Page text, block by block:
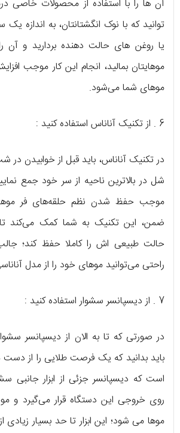
آن ها را با استفاده از محصولات خاصی
توانید که با نوک انگشتانتان، به اندازه
یا روغن های حالت دهنده بردارید و آن
موهایتان بمالید، انجام این‌ کار موجب
موهای شما می‌شود.
6 . از تکنیک آناناس استفاده کنید :
در تکنیک آناناس، باید قبل از خوابیدن در
شل در بالاترین ناحیه از سر خود جمع
موجب حفظ شدن نظم حلقه‌های فر
ضمن، این تکنیک به شما کمک می‌کند
حالت طبیعی اش را کاملا حفظ کند؛
راحتی می‌توانید موهای خود را از مدل
7 . از دیسپانسر سشوار استفاده کنید :
در صورتی که تا به الان از دیسپانسر
باید بدانید که یک فرصت طلایی را از دست
است که دیسپانسر جزئی از ابزار جانبی
روی خروجی این دستگاه قرار می‌گیرد
موها می شود؛ این ابزار تا حد بسیار